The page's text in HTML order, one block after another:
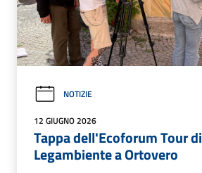
NOTIZIE
12 GIUGNO 2026
Tappa dell'Ecoforum Tour di
Legambiente a Ortovero